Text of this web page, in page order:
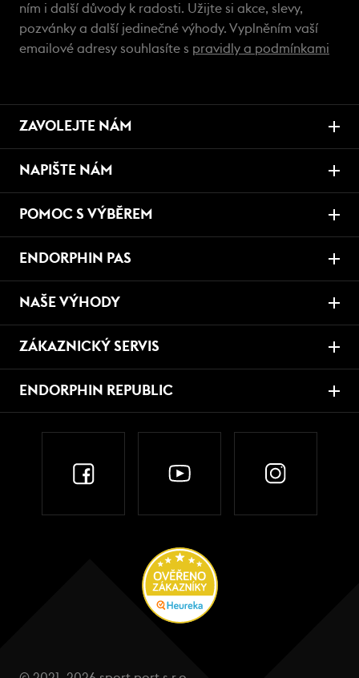
ním i další důvody k radosti. Užijte si akce, slevy,
pozvánky a další jedinečné výhody. Vyplněním vaší
emailové adresy souhlasíte s pravidly a podmínkami
ZAVOLEJTE NÁM
NAPIŠTE NÁM
POMOC S VÝBĚREM
ENDORPHIN PAS
NAŠE VÝHODY
ZÁKAZNICKÝ SERVIS
ENDORPHIN REPUBLIC